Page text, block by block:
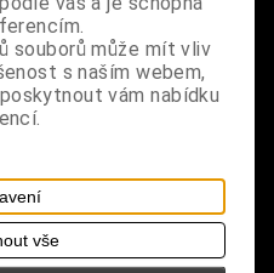
souborů může mít vliv
s naším webem,
vám nabídku
vše